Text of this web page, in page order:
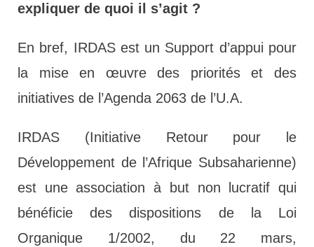
expliquer de quoi il s’agit ?
En bref, IRDAS est un Support d’appui pour
la mise en œuvre des priorités et des
initiatives de l’Agenda 2063 de l’U.A.
IRDAS (Initiative Retour pour le
Développement de l’Afrique Subsaharienne)
est une association à but non lucratif qui
bénéficie des dispositions de la Loi
Organique 1/2002, du 22 mars,